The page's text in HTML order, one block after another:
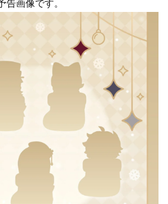
告画像です。